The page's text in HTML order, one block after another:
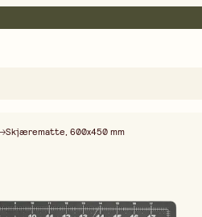
Skjærematte, 600x450 mm